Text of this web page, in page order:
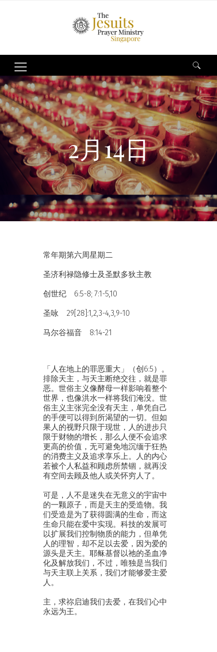
Search
for:
2月14日
常年期第六周星期二
圣济利禄隐修士及圣默多狄主教
创世纪 6:5-8; 7:1-5,10
圣咏 29[28]:1,2,3-4,3,9-10
马尔谷福音 8:14-21
「人在地上的罪恶重大」（创6:5）。
排除天主，与天主断绝交往，就是罪
恶。世俗主义像酵母一样影响着整个
世界，也像洪水一样将我们淹没。世
俗主义主张完全没有天主，单凭自己
的手便可以得到所渴望的一切。但如
果人的视野只限于现世，人的进步只
限于财物的增长，那么人便不会追求
更高的价值，无可避免地沉缅于狂热
的消费主义及追求享乐上。人的内心
若被个人私益和顾虑所禁锢，就再没
有空间去顾及他人或关怀穷人了。
可是，人不是迷失在无意义的宇宙中
的一颗原子，而是天主的受造物。我
们受造是为了获得圆满的生命，而这
生命只能在爱中实现。科技的发展可
以扩展我们控制物质的能力，但单凭
人的理智，却不足以去爱，因为爱的
源头是天主。耶稣基督以祂的圣血净
化及解放我们，不过，唯独是当我们
与天主联上关系，我们才能够爱主爱
人。
主，求祢启迪我们去爱，在我们心中
永远为王。